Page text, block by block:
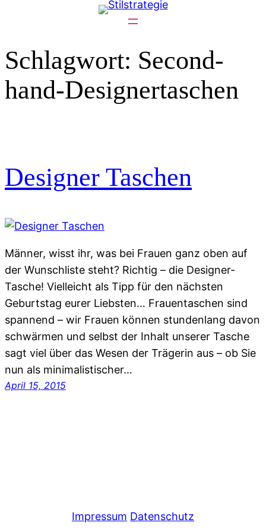
Schlagwort: Second-
hand-Designertaschen
Designer Taschen
Männer, wisst ihr, was bei Frauen ganz oben auf
der Wunschliste steht? Richtig – die Designer-
Tasche! Vielleicht als Tipp für den nächsten
Geburtstag eurer Liebsten… Frauentaschen sind
spannend – wir Frauen können stundenlang davon
schwärmen und selbst der Inhalt unserer Tasche
sagt viel über das Wesen der Trägerin aus – ob Sie
nun als minimalistischer…
April 15, 2015
Impressum Datenschutz